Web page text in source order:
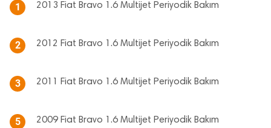
1 2013 Fiat Bravo 1.6 Multijet Periyodik Bakım
2 2012 Fiat Bravo 1.6 Multijet Periyodik Bakım
3 2011 Fiat Bravo 1.6 Multijet Periyodik Bakım
5 2009 Fiat Bravo 1.6 Multijet Periyodik Bakım